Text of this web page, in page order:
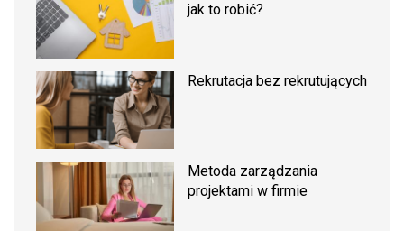
jak to robić?
Rekrutacja bez rekrutujących
Metoda zarządzania
projektami w firmie